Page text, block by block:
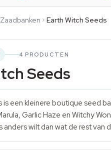
Zaadbanken Earth Witch Seeds
4 PRODUCTEN
Seeds
is een kleinere boutique seed
Garlic Haze en Witchy
anders wilt dan wat de rest van